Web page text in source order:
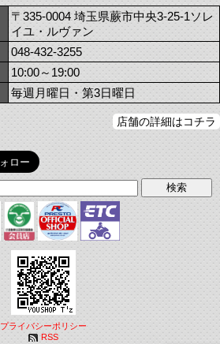
〒335-0004 埼玉県蕨市中央3-25-1ソレ
イユ・ルヴァン
048-432-3255
10:00～19:00
毎週月曜日・第3日曜日
店舗の詳細はコチラ
プライバシーポリシー
RSS